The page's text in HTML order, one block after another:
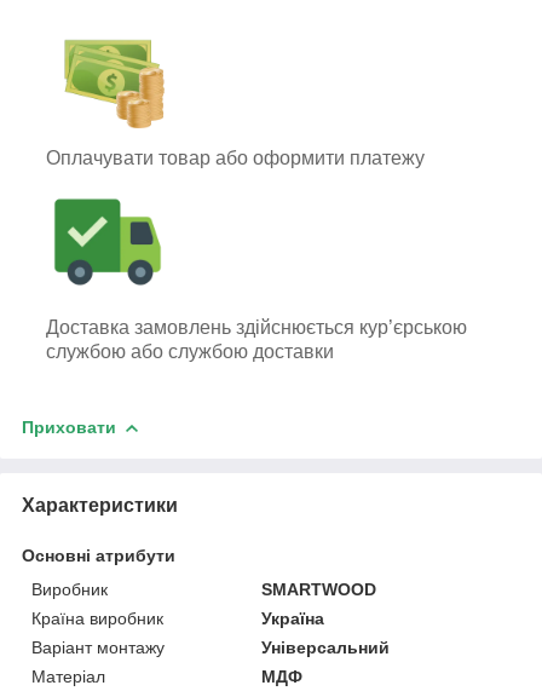
Оплачувати товар або оформити платежу
Доставка замовлень здійснюється кур’єрською
службою або службою доставки
Приховати
Характеристики
Основні атрибути
Виробник
SMARTWOOD
Країна виробник
Україна
Варіант монтажу
Універсальний
Матеріал
МДФ